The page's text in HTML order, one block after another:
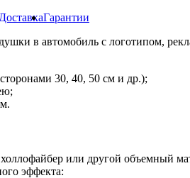
ДоставкаГарантии
в автомобиль с логотипом,
30, 40, 50 см и др.);
или другой объемный
эффекта: